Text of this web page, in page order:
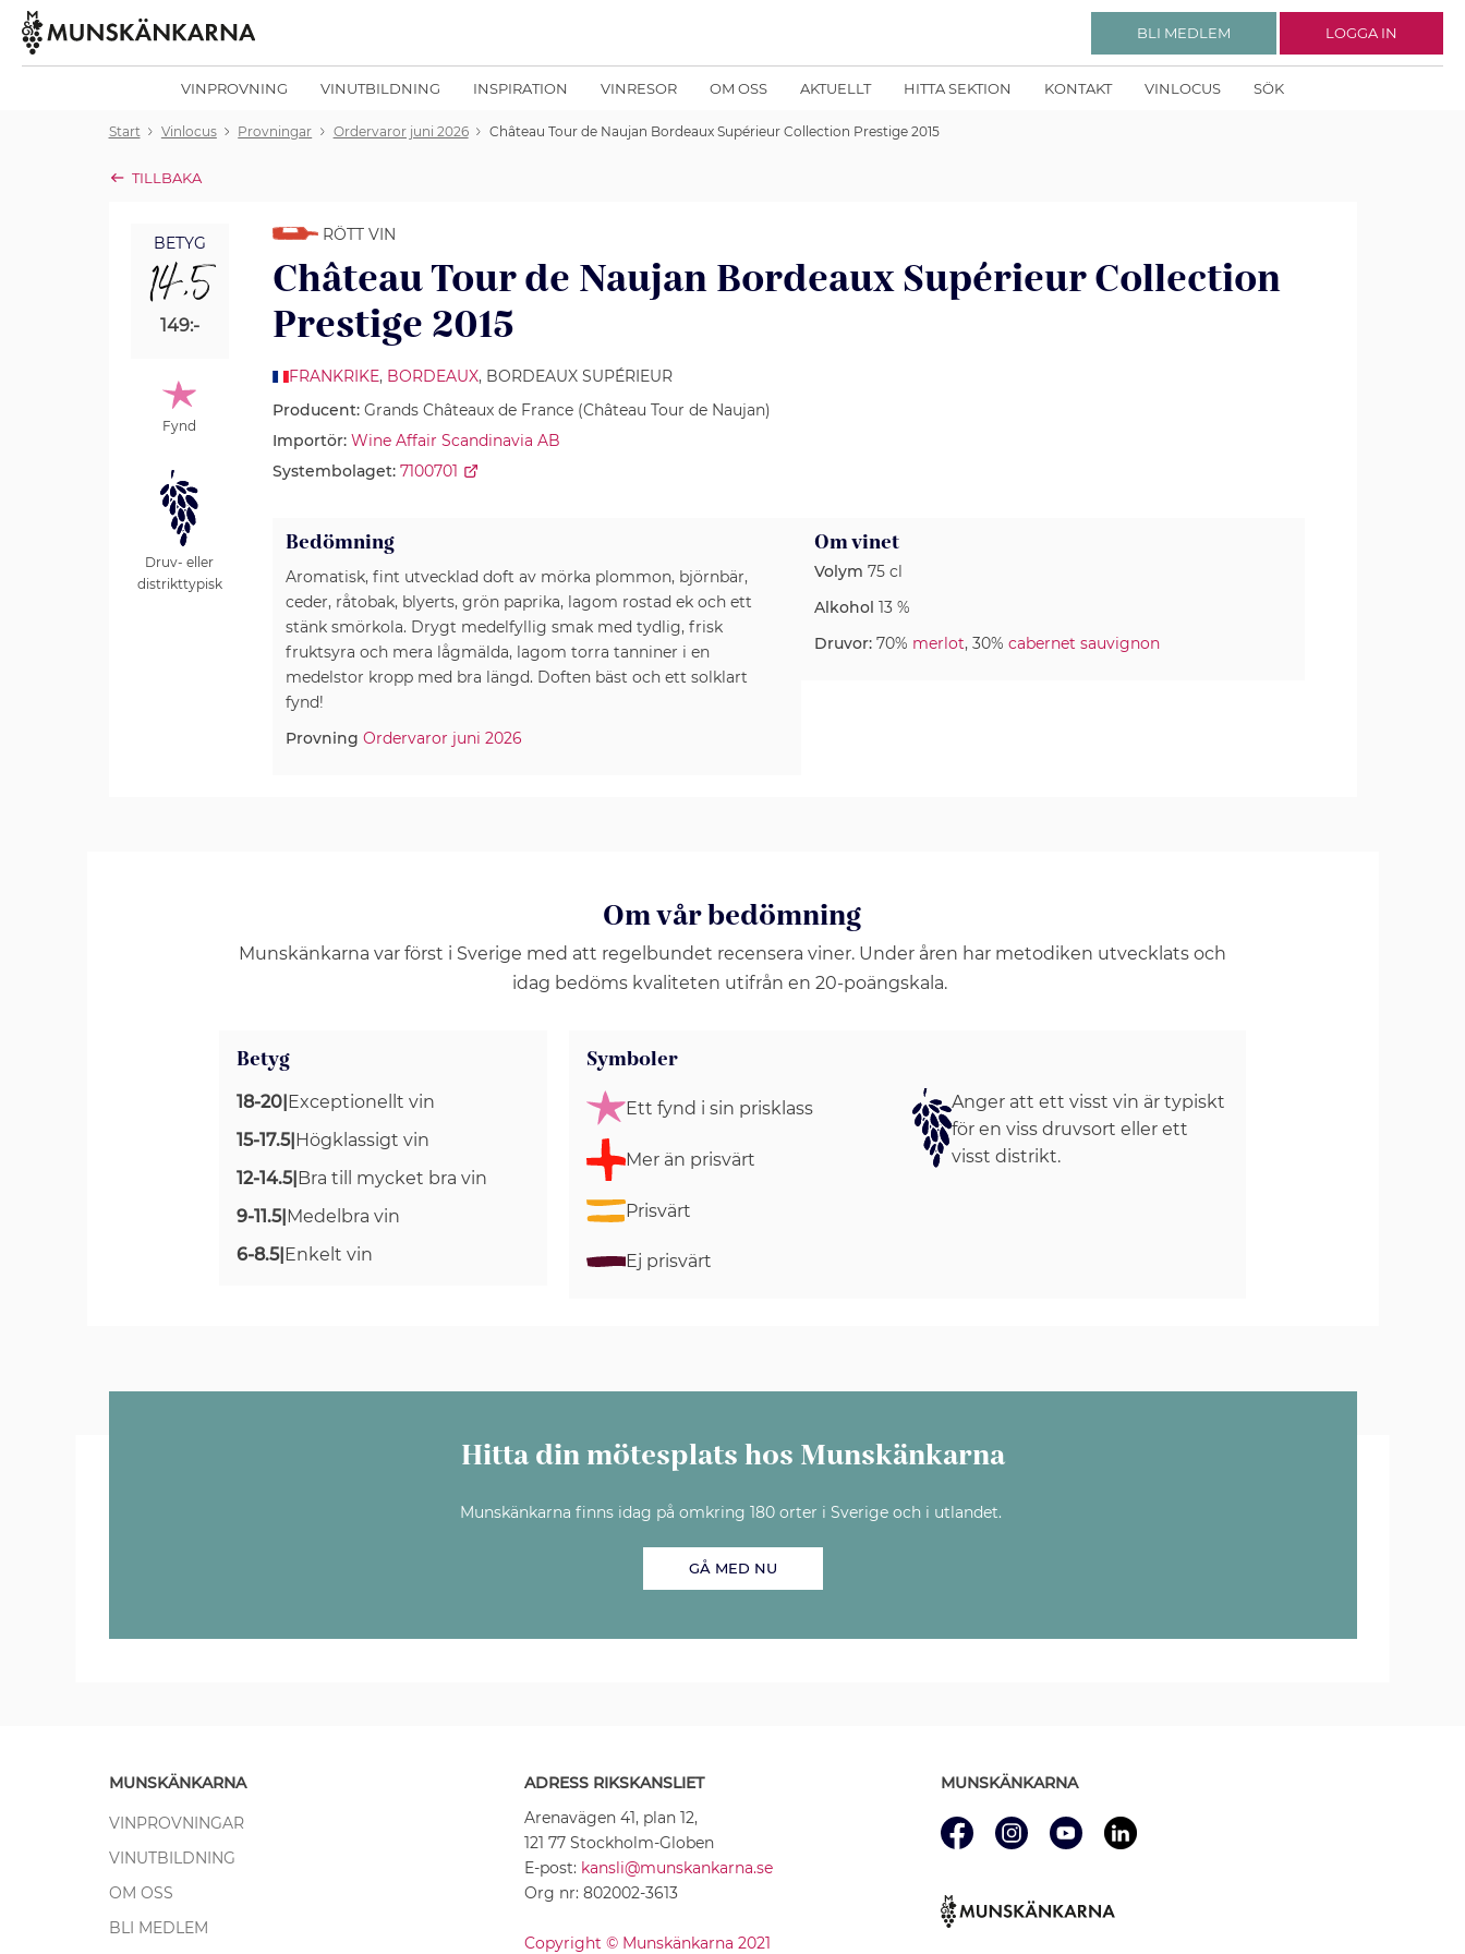
VINPROVNING VINUTBILDNING INSPIRATION VINRESOR OM OSS AKTUELLT HITTA SEKTION KONTAKT VINLOCUS SÖK
BLI MEDLEM LOGGA IN
Start Vinlocus Provningar Ordervaror juni 2026 Château Tour de Naujan Bordeaux Supérieur Collection Prestige 2015
TILLBAKA
BETYG
14,5
149:-
Fynd
Druv- eller
distrikttypisk
RÖTT VIN
Château Tour de Naujan Bordeaux Supérieur Collection
Prestige 2015
FRANKRIKE, BORDEAUX, BORDEAUX SUPÉRIEUR
Producent:Grands Châteaux de France (Château Tour de Naujan)
Importör: Wine Affair Scandinavia AB
Systembolaget: 7100701
Bedömning
Aromatisk, fint utvecklad doft av mörka plommon, björnbär,
ceder, råtobak, blyerts, grön paprika, lagom rostad ek och ett
stänk smörkola. Drygt medelfyllig smak med tydlig, frisk
fruktsyra och mera lågmälda, lagom torra tanniner i en
medelstor kropp med bra längd. Doften bäst och ett solklart
fynd!
Provning Ordervaror juni 2026
Om vinet
Volym 75 cl
Alkohol 13 %
Druvor: 70% merlot, 30% cabernet sauvignon
Om vår bedömning
Munskänkarna var först i Sverige med att regelbundet recensera viner. Under åren har metodiken utvecklats och
idag bedöms kvaliteten utifrån en 20-poängskala.
Betyg
18-20|Exceptionellt vin
15-17.5|Högklassigt vin
12-14.5|Bra till mycket bra vin
9-11.5|Medelbra vin
6-8.5|Enkelt vin
Symboler
Ett fynd i sin prisklass
Mer än prisvärt
Prisvärt
Ej prisvärt
Anger att ett visst vin är typiskt
för en viss druvsort eller ett
visst distrikt.
Hitta din mötesplats hos Munskänkarna
Munskänkarna finns idag på omkring 180 orter i Sverige och i utlandet.
GÅ MED NU
MUNSKÄNKARNA
VINPROVNINGAR
VINUTBILDNING
OM OSS
BLI MEDLEM
ADRESS RIKSKANSLIET
Arenavägen 41, plan 12,
121 77 Stockholm-Globen
E-post: kansli@munskankarna.se
Org nr: 802002-3613
Copyright © Munskänkarna 2021
MUNSKÄNKARNA